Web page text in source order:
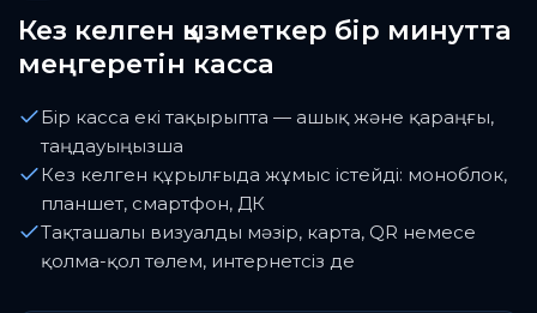
Кез келген қызметкер бір минутта
меңгеретін касса
Бір касса екі тақырыпта — ашық және қараңғы,
таңдауыңызша
Кез келген құрылғыда жұмыс істейді: моноблок,
планшет, смартфон, ДК
Тақташалы визуалды мәзір, карта, QR немесе